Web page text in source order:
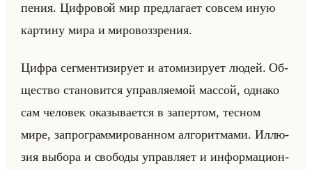
пе­ния. Циф­ро­вой мир пред­ла­га­ет со­всем иную
кар­ти­ну мира и ми­ро­воз­зре­ния.
Цифра сег­мен­ти­зи­ру­ет и ато­ми­зи­ру­ет людей. Об­
ще­ство ста­но­вит­ся управ­ля­емой мас­сой, од­на­ко
сам че­ло­век ока­зы­ва­ет­ся в за­пер­том, тес­ном
мире, за­про­грам­ми­ро­ван­ном ал­го­рит­ма­ми. Ил­лю­
зия вы­бо­ра и сво­бо­ды управ­ля­ет и ин­фор­ма­ци­он­